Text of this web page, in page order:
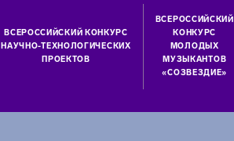
ВСЕРОССИЙСКИЙ КОНКУРС
НАУЧНО-ТЕХНОЛОГИЧЕСКИХ
ПРОЕКТОВ
ВСЕРОССИЙСКИЙ
КОНКУРС
МОЛОДЫХ
МУЗЫКАНТОВ
«СОЗВЕЗДИЕ»